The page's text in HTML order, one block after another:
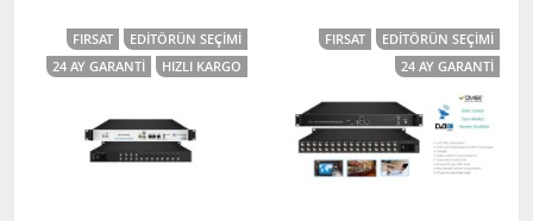
FIRSAT
EDITÖRÜN SEÇIMI
24 AY GARANTI
HIZLI KARGO
FIRSAT
EDITÖRÜN SEÇIMI
24 AY GARANTI